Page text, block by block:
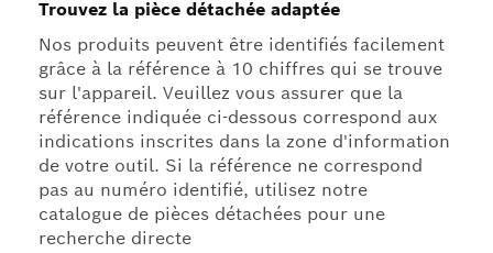
Trouvez la pièce détachée adaptée
Nos produits peuvent être identifiés facilement
grâce à la référence à 10 chiffres qui se trouve
sur l'appareil. Veuillez vous assurer que la
référence indiquée ci-dessous correspond aux
indications inscrites dans la zone d'information
de votre outil. Si la référence ne correspond
pas au numéro identifié, utilisez notre
catalogue de pièces détachées pour une
recherche directe